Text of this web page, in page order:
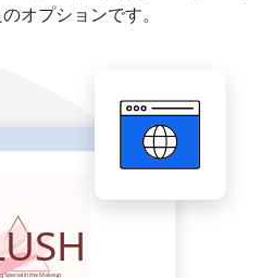
オプションです。